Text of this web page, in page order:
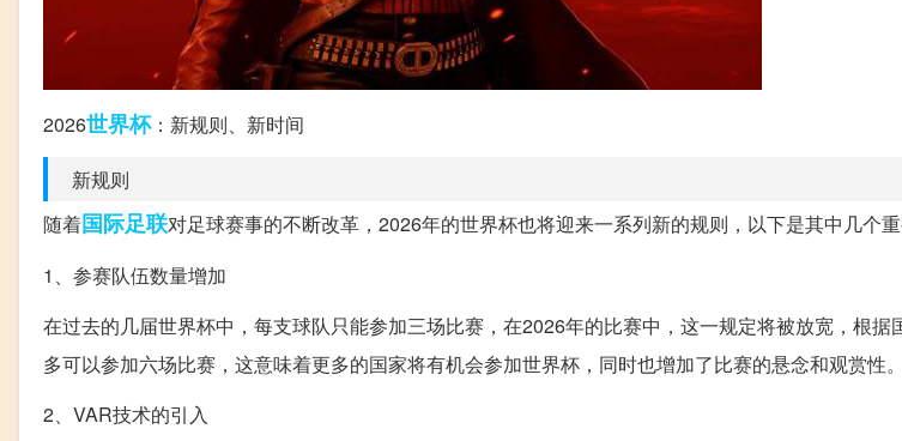
2026世界杯：新规则、新时间
新规则
随着国际足联对足球赛事的不断改革，2026年的世界杯也将迎来一系列新的规则，以下是其中几个重
1、参赛队伍数量增加
在过去的几届世界杯中，每支球队只能参加三场比赛，在2026年的比赛中，这一规定将被放宽，根据
多可以参加六场比赛，这意味着更多的国家将有机会参加世界杯，同时也增加了比赛的悬念和观赏性。
2、VAR技术的引入